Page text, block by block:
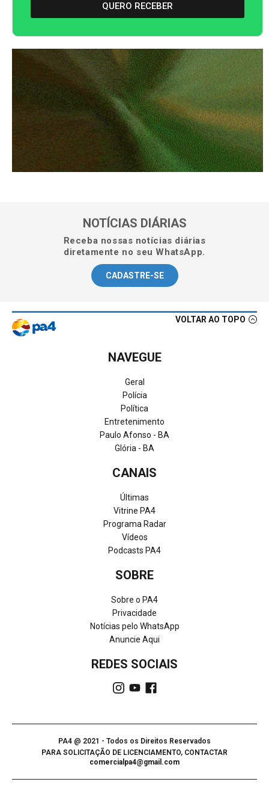
QUERO RECEBER
NOTÍCIAS DIÁRIAS
Receba nossas notícias diárias
diretamente no seu WhatsApp.
CADASTRE-SE
VOLTAR AO TOPO
NAVEGUE
Geral
Polícia
Política
Entretenimento
Paulo Afonso - BA
Glória - BA
CANAIS
Últimas
Vitrine PA4
Programa Radar
Vídeos
Podcasts PA4
SOBRE
Sobre o PA4
Privacidade
Notícias pelo WhatsApp
Anuncie Aqui
REDES SOCIAIS
PA4 @ 2021 - Todos os Direitos Reservados
PARA SOLICITAÇÃO DE LICENCIAMENTO, CONTACTAR
comercialpa4@gmail.com